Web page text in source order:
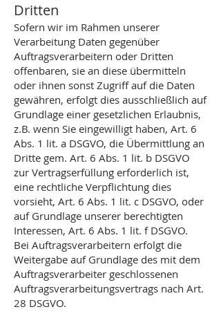
Dritten
Sofern wir im Rahmen unserer
Verarbeitung Daten gegenüber
Auftragsverarbeitern oder Dritten
offenbaren, sie an diese übermitteln
oder ihnen sonst Zugriff auf die Daten
gewähren, erfolgt dies ausschließlich auf
Grundlage einer gesetzlichen Erlaubnis,
z.B. wenn Sie eingewilligt haben, Art. 6
Abs. 1 lit. a DSGVO, die Übermittlung an
Dritte gem. Art. 6 Abs. 1 lit. b DSGVO
zur Vertragserfüllung erforderlich ist,
eine rechtliche Verpflichtung dies
vorsieht, Art. 6 Abs. 1 lit. c DSGVO, oder
auf Grundlage unserer berechtigten
Interessen, Art. 6 Abs. 1 lit. f DSGVO.
Bei Auftragsverarbeitern erfolgt die
Weitergabe auf Grundlage des mit dem
Auftragsverarbeiter geschlossenen
Auftragsverarbeitungsvertrags nach Art.
28 DSGVO.